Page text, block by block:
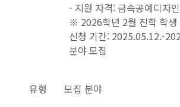
- 지원 자격: 금속공예디자
※ 2026학년 2월 진학 학생
신청 기간: 2025.05.12.-
분야 모집
유형 모집 분야